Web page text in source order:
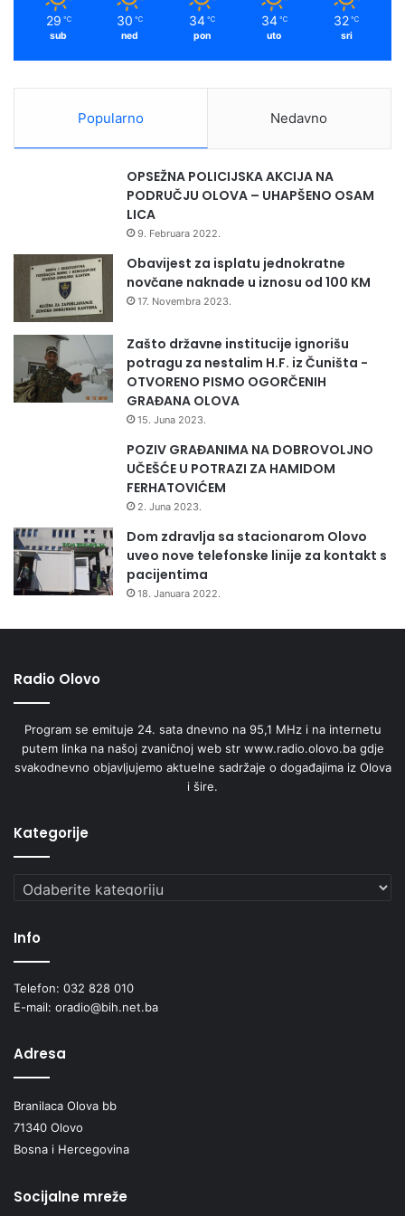
29 ℃
sub
30 ℃
ned
34 ℃
pon
34 ℃
uto
32 ℃
sri
Popularno Nedavno
OPSEŽNA POLICIJSKA AKCIJA NA
PODRUČJU OLOVA – UHAPŠENO OSAM
LICA
9. Februara 2022.
Obavijest za isplatu jednokratne
novčane naknade u iznosu od 100 KM
17. Novembra 2023.
Zašto državne institucije ignorišu
potragu za nestalim H.F. iz Čuništa -
OTVORENO PISMO OGORČENIH
GRAĐANA OLOVA
15. Juna 2023.
POZIV GRAĐANIMA NA DOBROVOLJNO
UČEŠĆE U POTRAZI ZA HAMIDOM
FERHATOVIĆEM
2. Juna 2023.
Dom zdravlja sa stacionarom Olovo
uveo nove telefonske linije za kontakt s
pacijentima
18. Januara 2022.
Radio Olovo
Program se emituje 24. sata dnevno na 95,1 MHz i na internetu
putem linka na našoj zvaničnoj web str www.radio.olovo.ba gdje
svakodnevno objavljujemo aktuelne sadržaje o događajima iz Olova
i šire.
Kategorije
Kategorije
Info
Telefon: 032 828 010
E-mail: oradio@bih.net.ba
Adresa
Branilaca Olova bb
71340 Olovo
Bosna i Hercegovina
Socijalne mreže